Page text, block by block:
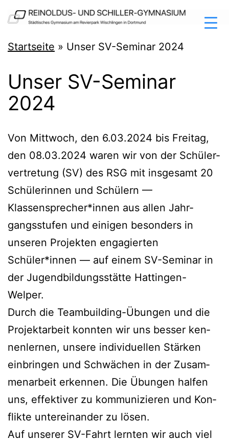
Zum
Inhalt
springen
Reinoldus-
Schiller-
Gymnasium
Startseite » Unser SV-Seminar 2024
Unser SV-Seminar
2024
Von Mitt­woch, den 6.03.2024 bis Frei­tag,
den 08.03.2024 waren wir von der Schü­ler­
ver­tre­tung (SV) des RSG mit ins­ge­samt 20
Schü­le­rin­nen und Schü­lern —
Klassensprecher*innen aus allen Jahr­
gangs­stu­fen und eini­gen beson­ders in
unse­ren Pro­jek­ten enga­gier­ten
Schüler*innen — auf einem SV-Semi­nar in
der Jugend­bil­dungs­stät­te Hattingen-
Welper.
Durch die Team­buil­ding-Übun­gen und die
Pro­jekt­ar­beit konn­ten wir uns bes­ser ken­
nen­ler­nen, unse­re indi­vi­du­el­len Stär­ken
ein­brin­gen und Schwä­chen in der Zusam­
men­ar­beit erken­nen. Die Übun­gen hal­fen
uns, effek­ti­ver zu kom­mu­ni­zie­ren und Kon­
flik­te unter­ein­an­der zu lösen.
Auf unse­rer SV-Fahrt lern­ten wir auch viel